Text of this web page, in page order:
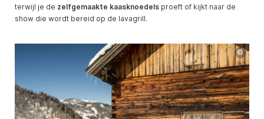
terwijl je de zelfgemaakte kaasknoedels proeft of kijkt naar de
show die wordt bereid op de lavagrill.
©